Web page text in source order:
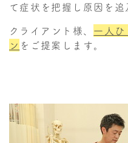
て症状を把握し原因を追
クライアント様、 一人ひ
ン をご提案します。